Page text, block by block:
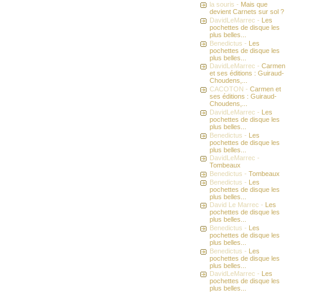
la souris - Mais que
devient Carnets sur sol ?
DavidLeMarrec - Les
pochettes de disque les
plus belles...
Benedictus - Les
pochettes de disque les
plus belles...
DavidLeMarrec -Carmen
et ses éditions : Guiraud-
Choudens,...
CACOTON -Carmen et
ses éditions : Guiraud-
Choudens,...
DavidLeMarrec - Les
pochettes de disque les
plus belles...
Benedictus - Les
pochettes de disque les
plus belles...
DavidLeMarrec -
Tombeaux
Benedictus -Tombeaux
Benedictus - Les
pochettes de disque les
plus belles...
David Le Marrec -
Les
pochettes de disque les
plus belles...
Benedictus - Les
pochettes de disque les
plus belles...
Benedictus - Les
pochettes de disque les
plus belles...
DavidLeMarrec -
Les
pochettes de disque les
plus belles...